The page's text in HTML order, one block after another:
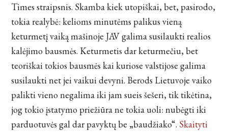
Times straipsnis. Skamba kiek utopiškai, bet, pasirodo,
tokia realybė: kelioms minutėms palikus vieną
keturmetį vaiką mašinoje JAV galima susilaukti realios
kalėjimo bausmės. Keturmetis dar keturmečiu, bet
teoriškai tokios bausmės kai kuriose valstijose galima
susilaukti net jei vaikui devyni. Berods Lietuvoje vaiko
palikti vieno negalima iki jam sueis šešeri, tik tikėtina,
jog tokio įstatymo priežiūra ne tokia uoli: nubėgti iki
parduotuvės gal dar pavyktų be „baudžiako“. Skaityti